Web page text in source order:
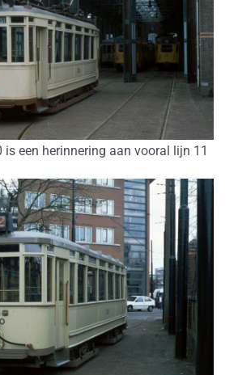
is een herinnering aan vooral lijn 11